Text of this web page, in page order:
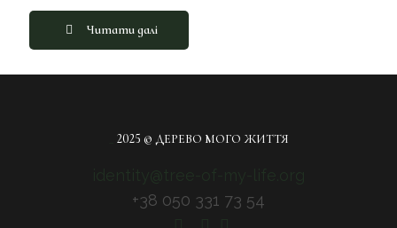
Читати далі
2025 © ДЕРЕВО МОГО ЖИТТЯ
+38 050 331 73 54